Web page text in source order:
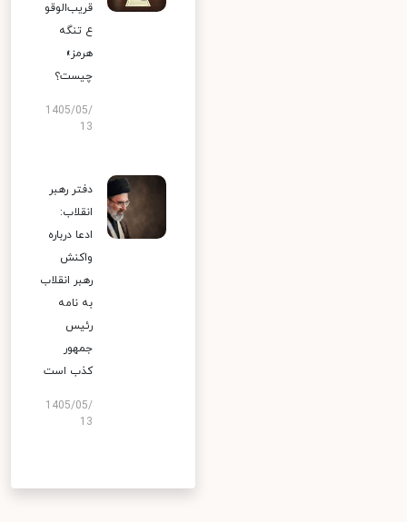
قریب‌الوقو
ع تنگه
هرمز»
چیست؟
1405/05/
13
دفتر رهبر
انقلاب:
ادعا درباره
واکنش
رهبر انقلاب
به نامه
رئیس
جمهور
کذب است
1405/05/
13